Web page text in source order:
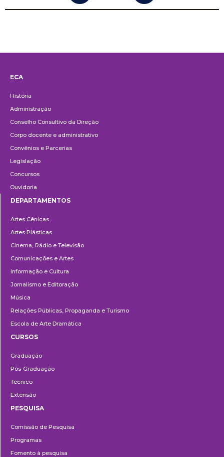
ECA
História
Administração
Conselho Consultivo da Direção
Corpo docente e administrativo
Convênios e Parcerias
Legislação
Concursos
Ouvidoria
DEPARTAMENTOS
Artes Cênicas
Artes Plásticas
Cinema, Rádio e Televisão
Comunicações e Artes
Informação e Cultura
Jornalismo e Editoração
Música
Relações Públicas, Propaganda e Turismo
Escola de Arte Dramática
CURSOS
Graduação
Pós-Graduação
Técnico
Extensão
PESQUISA
Comissão de Pesquisa
Programas
Fomento à pesquisa